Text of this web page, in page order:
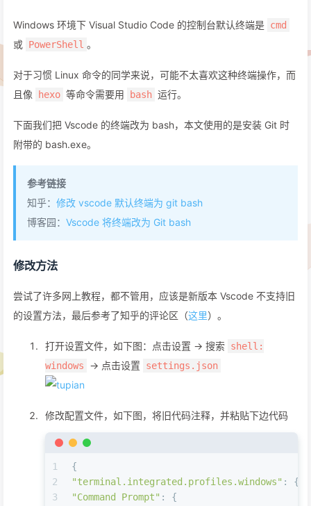
Windows 环境下 Visual Studio Code 的控制台默认终端是 cmd
或 PowerShell 。
对于习惯 Linux 命令的同学来说，可能不太喜欢这种终端操作，而
且像
hexo 等命令需要用 bash 运行。
下面我们把 Vscode 的终端改为 bash，本文使用的是安装 Git 时
附带的 bash.exe。
参考链接
知乎： 修改 vscode 默认终端为 git bash
博客园： Vscode 将终端改为 Git bash
修改方法
尝试了许多网上教程，都不管用，应该是新版本 Vscode 不支持旧
的设置方法，最后参考了知乎的评论区（这里）。
打开设置文件，如下图：点击设置 -> 搜索
shell:
windows
-> 点击设置 settings.json
修改配置文件，如下图，将旧代码注释，并粘贴下边代码
1
2
3
{
"terminal.integrated.profiles.windows" : {
"Command Prompt" : {